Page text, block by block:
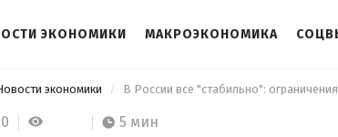
ЭКОНОМИКИ МАКРОЭКОНОМИКА
экономики
5 мин